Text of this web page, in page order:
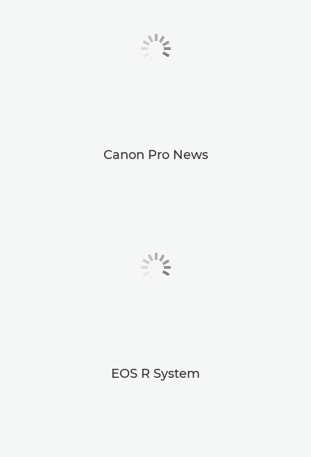
Canon Pro News
EOS R System